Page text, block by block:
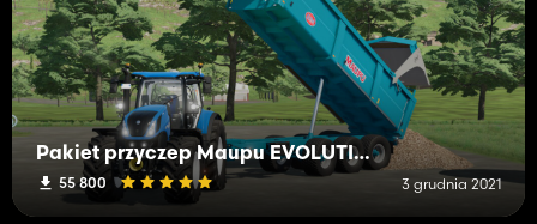
Pakiet przyczep Maupu EVOLUTION
55 800 3 grudnia 2021